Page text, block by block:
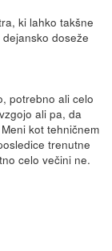
ki lahko takšne
doseže
potrebno ali celo
ali pa, da
kot tehničnem
trenutne
celo večini ne.